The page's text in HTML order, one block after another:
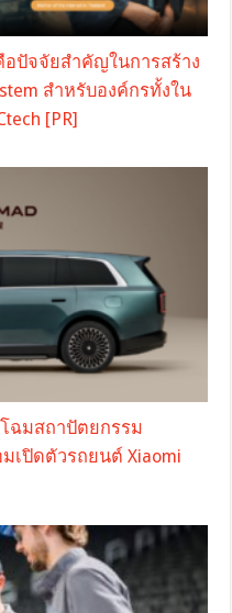
ปัจจัยสำคัญในการสร้าง
สำหรับองค์กรทั้งใน
[PR]
โฉมสถาปัตยกรรม
เปิดตัวรถยนต์ Xiaomi